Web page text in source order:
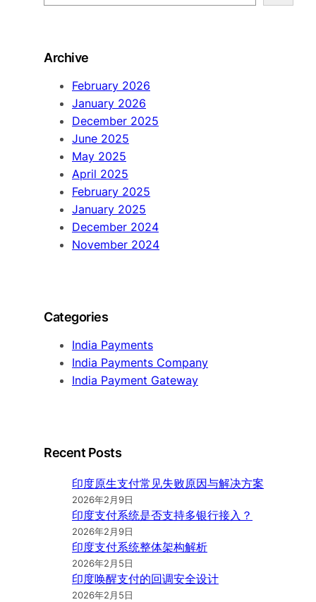
e
c
Archive
February 2026
January 2026
December 2025
June 2025
May 2025
April 2025
February 2025
January 2025
December 2024
November 2024
Categories
India Payments
India Payments Company
India Payment Gateway
Recent Posts
印度原生支付常见失败原因与解决方案
2026年2月9日
印度支付系统是否支持多银行接入？
2026年2月9日
印度支付系统整体架构解析
2026年2月5日
印度唤醒支付的回调安全设计
2026年2月5日